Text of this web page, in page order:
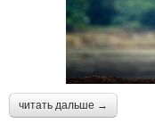
читать дальше →